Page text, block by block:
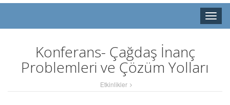
Toggle
Konferans- Çağdaş İnanç
Problemleri ve Çözüm Yolları
Etkinlikler